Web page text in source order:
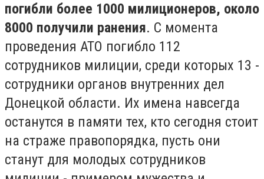
погибли более 1000 милиционеров, около
8000 получили ранения. С момента
проведения АТО погибло 112
сотрудников милиции, среди которых 13 -
сотрудники органов внутренних дел
Донецкой области. Их имена навсегда
останутся в памяти тех, кто сегодня стоит
на страже правопорядка, пусть они
станут для молодых сотрудников